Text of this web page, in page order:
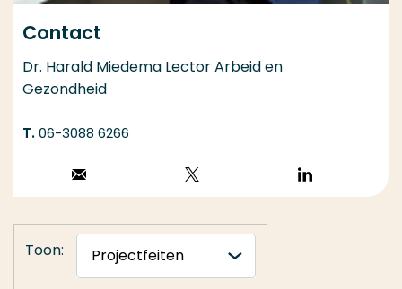
Contact
Dr. Harald Miedema Lector Arbeid en
Gezondheid
06-3088 6266
Stuur een email
LinkedIn
Toon: